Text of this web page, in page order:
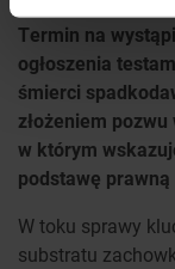
Termin na
ogłoszenia
śmierci
złożeniem
w którym
podstawę
W toku sprawy
substratu